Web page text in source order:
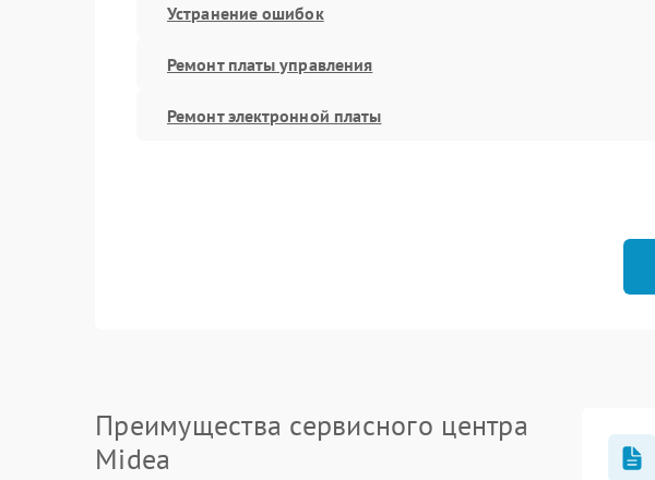
Устранение ошибок
Ремонт платы управления
Ремонт электронной платы
Преимущества сервисного центра
Midea